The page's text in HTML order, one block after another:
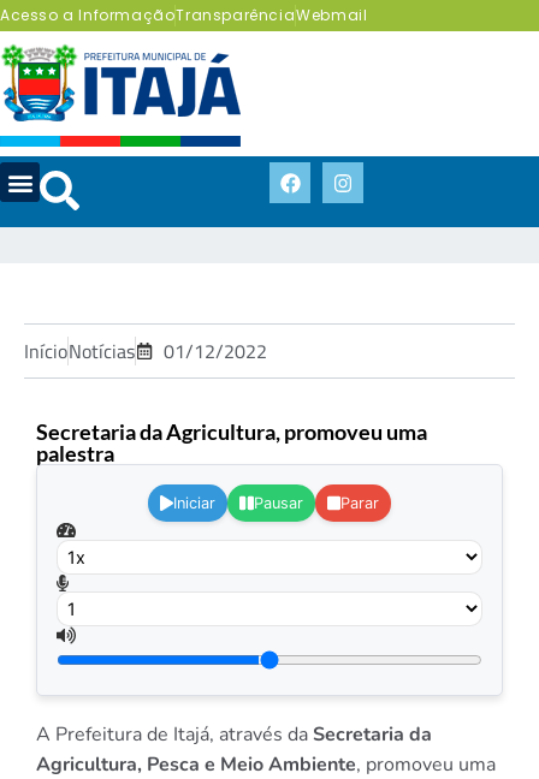
Acesso a InformaçãoTransparênciaWebmail
InícioNotícias 01/12/2022
Secretaria da Agricultura, promoveu uma
palestra
Iniciar Pausar Parar
A Prefeitura de Itajá, através daSecretaria da
Agricultura, Pesca e Meio Ambiente, promoveu uma